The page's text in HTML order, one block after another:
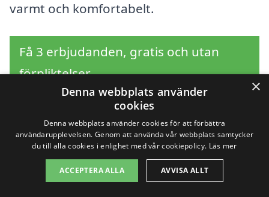
varmt och komfortabelt.
Få 3 erbjudanden, gratis och utan
förpliktelser
Sök efter en
professionell för luft
×
Denna webbplats använder
cookies
Denna webbplats använder cookies för att förbättra
användarupplevelsen. Genom att använda vår webbplats samtycker
du till alla cookies i enlighet med vår cookiepolicy. Läs mer
ACCEPTERA ALLA AVVISA ALLT